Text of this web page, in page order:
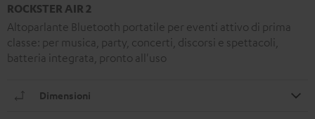
ROCKSTER AIR 2
Altoparlante Bluetooth portatile per eventi attivo di prima
classe: per musica, party, concerti, discorsi e spettacoli,
batteria integrata, pronto all'uso
Dimensioni